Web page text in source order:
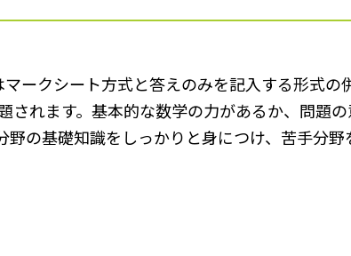
ークシート方式と答えのみを記入する形式の
れます。基本的な数学の力があるか、問題
の基礎知識をしっかりと身につけ、苦手分野